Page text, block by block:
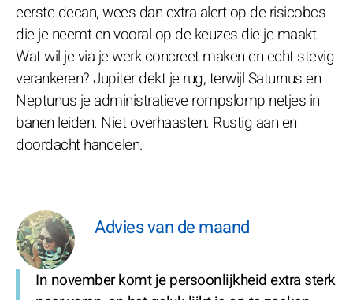
eerste decan, wees dan extra alert op de risicobcs
die je neemt en vooral op de keuzes die je maakt.
Wat wil je via je werk concreet maken en echt stevig
verankeren? Jupiter dekt je rug, terwijl Saturnus en
Neptunus je administratieve rompslomp netjes in
banen leiden. Niet overhaasten. Rustig aan en
doordacht handelen.
Advies van de maand
In november komt je persoonlijkheid extra sterk